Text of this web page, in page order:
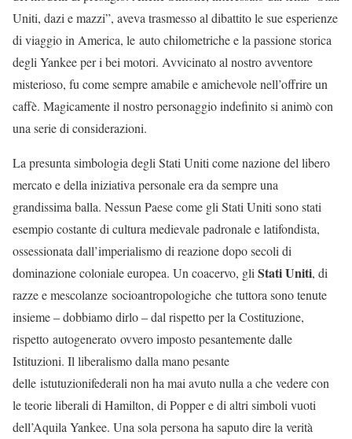
Uniti, dazi e mazzi”, aveva trasmesso al dibattito le sue esperienze
di viaggio in America, le auto chilometriche e la passione storica
degli Yankee per i bei motori. Avvicinato al nostro avventore
misterioso, fu come sempre amabile e amichevole nell’offrire un
caffè. Magicamente il nostro personaggio indefinito si animò con
una serie di considerazioni.
La presunta simbologia degli Stati Uniti come nazione del libero
mercato e della iniziativa personale era da sempre una
grandissima balla. Nessun Paese come gli Stati Uniti sono stati
esempio costante di cultura medievale padronale e latifondista,
ossessionata dall’imperialismo di reazione dopo secoli di
dominazione coloniale europea. Un coacervo, gli Stati Uniti, di
razze e mescolanze socioantropologiche che tuttora sono tenute
insieme – dobbiamo dirlo – dal rispetto per la Costituzione,
rispetto autogenerato ovvero imposto pesantemente dalle
Istituzioni. Il liberalismo dalla mano pesante
delle istutuzionifederali non ha mai avuto nulla a che vedere con
le teorie liberali di Hamilton, di Popper e di altri simboli vuoti
dell’Aquila Yankee. Una sola persona ha saputo dire la verità